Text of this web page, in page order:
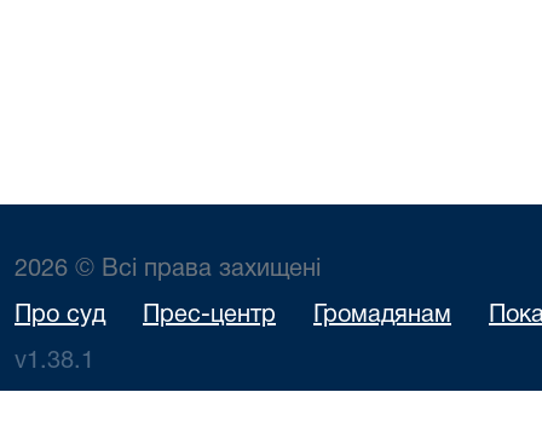
2026 © Всі права захищені
Про суд Прес-центр Громадянам
v1.38.1